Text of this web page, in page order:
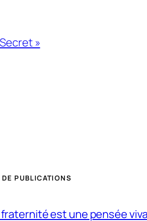
»
DE PUBLICATIONS
fraternité est une pensée